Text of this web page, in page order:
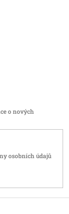
o nových
osobních údajů